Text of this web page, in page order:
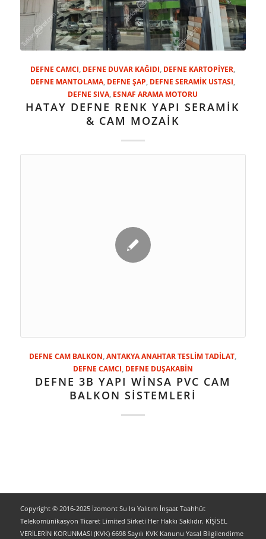
DEFNE CAMCI, DEFNE DUVAR KAĞIDI, DEFNE KARTOPİYER,
DEFNE MANTOLAMA, DEFNE ŞAP, DEFNE SERAMİK USTASI,
DEFNE SIVA, ESNAF ARAMA MOTORU
HATAY DEFNE RENK YAPI SERAMİK
& CAM MOZAİK
DEFNE CAM BALKON ,ANTAKYA ANAHTAR TESLİM TADİLAT
DEFNE CAMCI DEFNE DUŞAKABİN
DEFNE 3B YAPI WİNSA PVC CAM
BALKON SİSTEMLERİ
Copyright © 2016-2025 İzomont Su Isı Yalıtım İnşaat Taahhüt
Telekomünikasyon Ticaret Limited Sirketi Her Hakkı Saklıdır. KİŞİSEL
VERİLERİN KORUNMASI (KVK) 6698 Sayılı KVK Kanunu Yasal Bilgilendirme